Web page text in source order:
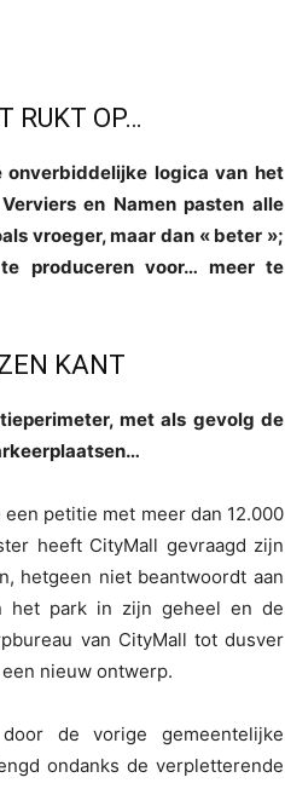
RUKT OP…
onverbiddelijke logica van het
en Namen pasten alle
vroeger, maar dan « beter »;
produceren voor… meer te
KANT
met als gevolg de
petitie met meer dan 12.000
heeft CityMall gevraagd zijn
hetgeen niet beantwoordt aan
het park in zijn geheel en de
van CityMall tot dusver
nieuw ontwerp.
de vorige gemeentelijke
ondanks de verpletterende